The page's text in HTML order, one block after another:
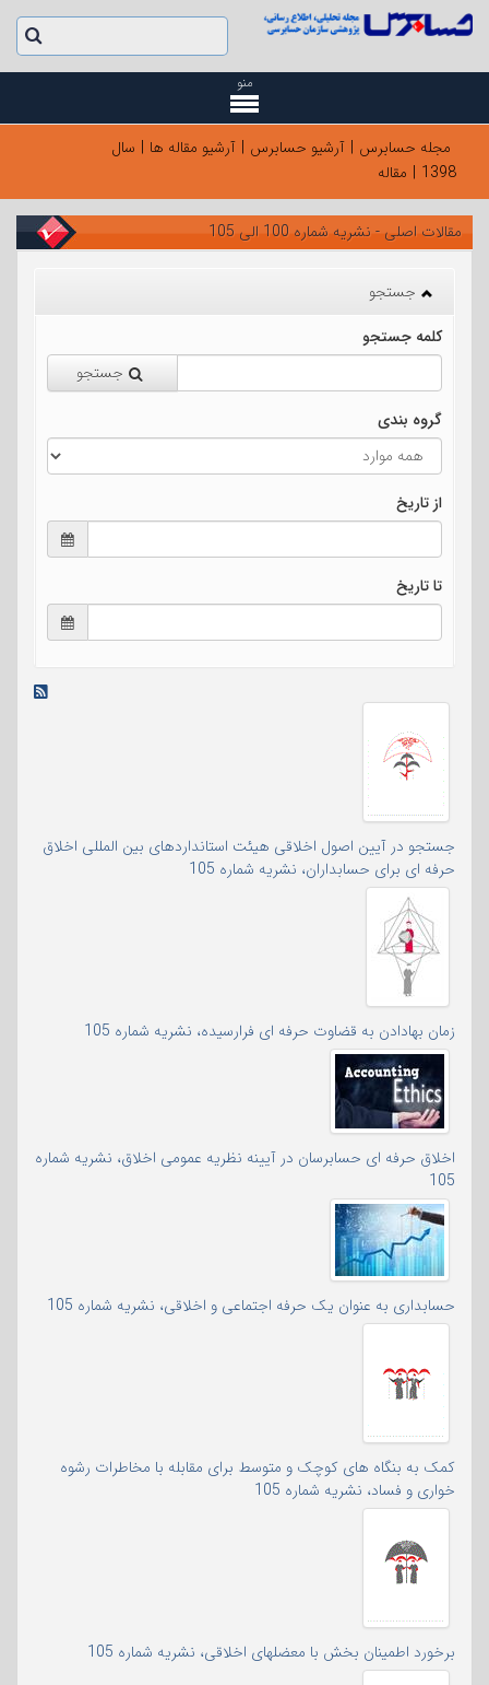
منو
مجله حسابرس | آرشیو حسابرس | آرشیو مقاله ها | سال
1398
| مقاله
مقالات اصلی - نشریه شماره 100 الی 105
جستجو
کلمه جستجو
جستجو
گروه بندی
از تاریخ
تا تاریخ
جستجو در آیین اصول اخلاقی هیئت استانداردهای بین المللی اخلاق
حرفه ای برای حسابداران، نشریه شماره 105
زمان بهادادن به قضاوت حرفه ای فرارسیده، نشریه شماره 105
اخلاق حرفه ای حسابرسان در آیینه نظریه عمومی اخلاق، نشریه شماره
105
حسابداری به عنوان یک حرفه اجتماعی و اخلاقی، نشریه شماره 105
کمک به بنگاه های کوچک و متوسط برای مقابله با مخاطرات رشوه
خواری و فساد، نشریه شماره 105
برخورد اطمینان بخش با معضلهای اخلاقی، نشریه شماره 105